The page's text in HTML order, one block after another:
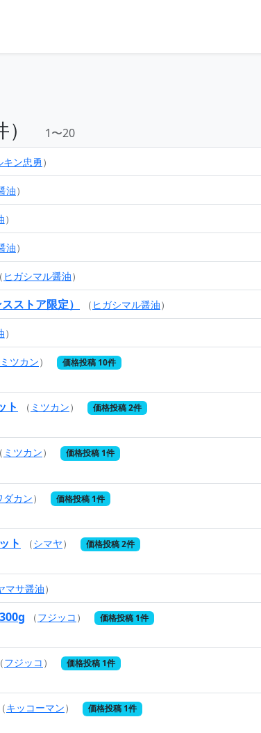
1〜20
キン忠勇）
油）
）
油）
（ ヒガシマル醤油）
ストア限定） （ ヒガシマル醤油）
）
ミツカン） 価格投稿 10件
ト
（ ミツカン） 価格投稿 2件
（ ミツカン） 価格投稿 1件
ダカン） 価格投稿 1件
ト
（シマヤ） 価格投稿 2件
マサ醤油）
（フジッコ ） 価格投稿 1件
（フジッコ ） 価格投稿 1件
（キッコーマン） 価格投稿 1件